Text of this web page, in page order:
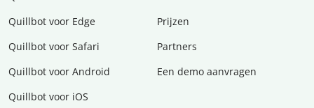
Quillbot voor Edge
Quillbot voor Safari
Quillbot voor Android
Quillbot voor iOS
Prijzen
Partners
Een demo aanvragen